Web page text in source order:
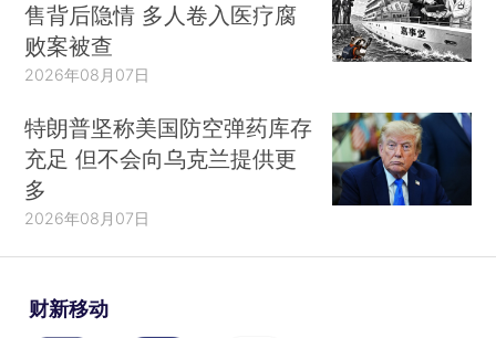
售背后隐情 多人卷入医疗腐
败案被查
2026年08月07日
特朗普坚称美国防空弹药库存
充足 但不会向乌克兰提供更
多
2026年08月07日
财新移动